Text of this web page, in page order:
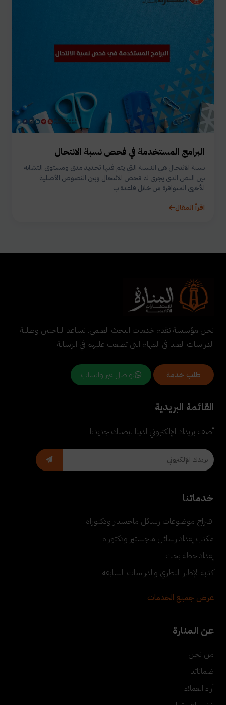
البرامج المستخدمة في فحص نسبة الانتحال
نسبة الانتحال هي النسبة التي يتم فيها تحديد مدى ومستوى التشابه
بين النص الذي يجرى له فحص الانتحال وبين النصوص الأصلية
الأخرى المتوافرة من خلال قاعدة ب
اقرأ المقال
نحن مؤسسة تقدم خدمات البحث العلمي. نساعد الباحثين وطلبة
الدراسات العليا في المهام التي تصعب عليهم في الرسالة.
طلب خدمة تواصل عبر واتساب
القائمة البريدية
أضف بريدك الإلكتروني لدينا ليصلك جديدنا
خدماتنا
اقتراح موضوعات رسائل ماجستير ودكتوراه
مكتب إعداد رسائل ماجستير ودكتوراه
إعداد خطة بحث
كتابة الإطار النظري والدراسات السابقة
عرض جميع الخدمات
عن المنارة
من نحن
ضماناتنا
آراء العملاء